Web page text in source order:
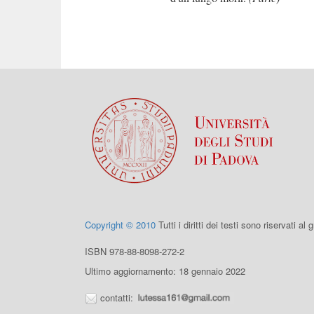
Copyright © 2010 Tutti i diritti dei testi sono riservati al
ISBN 978-88-8098-272-2
Ultimo aggiornamento: 18 gennaio 2022
contatti: